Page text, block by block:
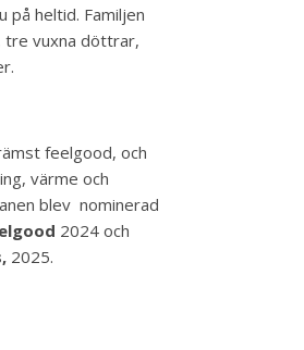
på heltid. Familjen
tre vuxna döttrar,
feelgood, och
värme och
blev nominerad
2024 och
2025.